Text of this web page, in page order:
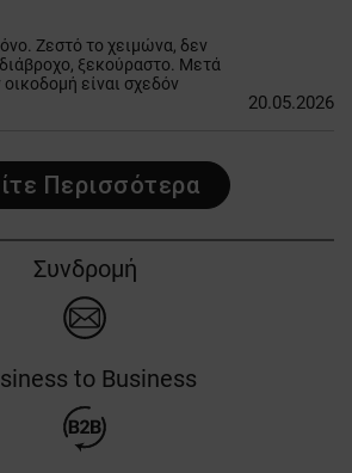
Ζεστό το χειμώνα, δεν
ξεκούραστο. Μετά
είναι σχεδόν
20.05.2026
Περισσότερα
Συνδρομή
to Business